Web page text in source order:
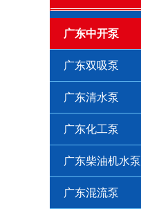
广东中开泵
广东双吸泵
广东清水泵
广东化工泵
广东柴油机水泵
广东混流泵